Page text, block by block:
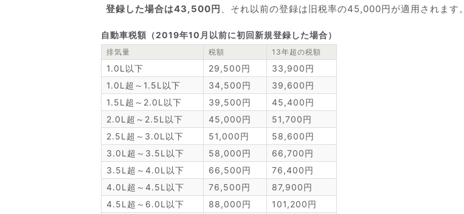
登録した場合は43,500円 、それ以前の登録は旧税率の45,000円が適用されます。
自動車税額（2019年10月以前に初回新規登録した場合）
排気量 税額 13年超の税額
1.0L以下 29,500円
33,900円
1.0L超～1.5L以下
34,500円
39,600円
1.5L超～2.0L以下
39,500円
45,400円
2.0L超～2.5L以下
45,000円
51,700円
2.5L超～3.0L以下
51,000円
58,600円
3.0L超～3.5L以下
58,000円
66,700円
3.5L超～4.0L以下
66,500円
76,400円
4.0L超～4.5L以下
76,500円
87,900円
4.5L超～6.0L以下
88,000円 101,200円